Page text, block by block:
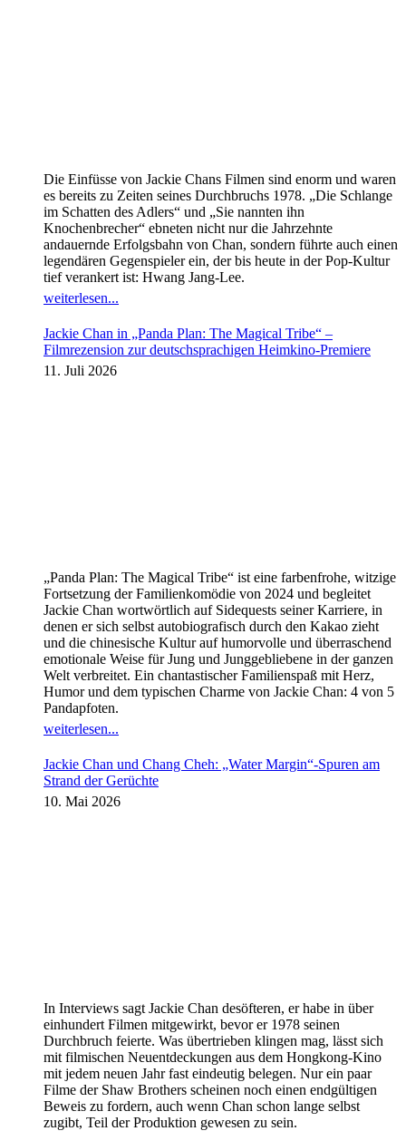
Die Einfüsse von Jackie Chans Filmen sind enorm und waren
es bereits zu Zeiten seines Durchbruchs 1978. „Die Schlange
im Schatten des Adlers“ und „Sie nannten ihn
Knochenbrecher“ ebneten nicht nur die Jahrzehnte
andauernde Erfolgsbahn von Chan, sondern führte auch einen
legendären Gegenspieler ein, der bis heute in der Pop-Kultur
tief verankert ist: Hwang Jang-Lee.
weiterlesen...
Jackie Chan in „Panda Plan: The Magical Tribe“ –
Filmrezension zur deutschsprachigen Heimkino-Premiere
11. Juli 2026
„Panda Plan: The Magical Tribe“ ist eine farbenfrohe, witzige
Fortsetzung der Familienkomödie von 2024 und begleitet
Jackie Chan wortwörtlich auf Sidequests seiner Karriere, in
denen er sich selbst autobiografisch durch den Kakao zieht
und die chinesische Kultur auf humorvolle und überraschend
emotionale Weise für Jung und Junggebliebene in der ganzen
Welt verbreitet. Ein chantastischer Familienspaß mit Herz,
Humor und dem typischen Charme von Jackie Chan: 4 von 5
Pandapfoten.
weiterlesen...
Jackie Chan und Chang Cheh: „Water Margin“-Spuren am
Strand der Gerüchte
10. Mai 2026
In Interviews sagt Jackie Chan desöfteren, er habe in über
einhundert Filmen mitgewirkt, bevor er 1978 seinen
Durchbruch feierte. Was übertrieben klingen mag, lässt sich
mit filmischen Neuentdeckungen aus dem Hongkong-Kino
mit jedem neuen Jahr fast eindeutig belegen. Nur ein paar
Filme der Shaw Brothers scheinen noch einen endgültigen
Beweis zu fordern, auch wenn Chan schon lange selbst
zugibt, Teil der Produktion gewesen zu sein.